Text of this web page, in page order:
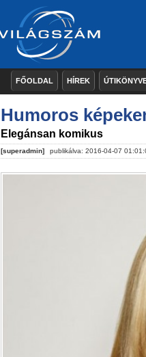
FŐOLDAL HÍREK
Humoros
Elegánsan komikus
[superadmin] publikálva: 2016-04-07